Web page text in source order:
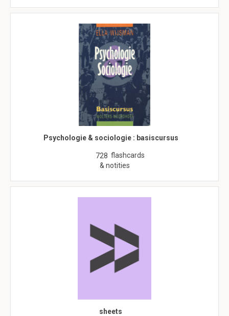
Psychologie & sociologie : basiscursus
728 flashcards
& notities
sheets